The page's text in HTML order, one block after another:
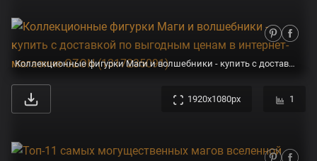
Коллекционные фигурки Маги и волшебники - купить с доставкой по выгодным ценам в интернет-магазине OZON (1317235091)
1920x1080px 1